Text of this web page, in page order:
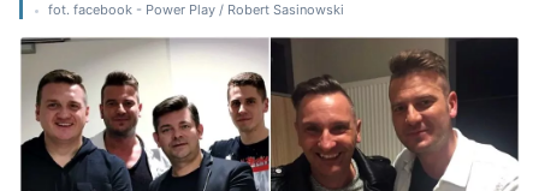
fot. facebook - Power Play / Robert Sasinowski